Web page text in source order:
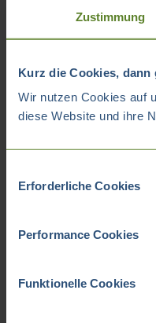
Zustimmung
Kurz die Cookies, dann
Wir nutzen Cookies auf
diese Website und ihre
Erforderliche Cookies
Performance Cookies
Funktionelle Cookies